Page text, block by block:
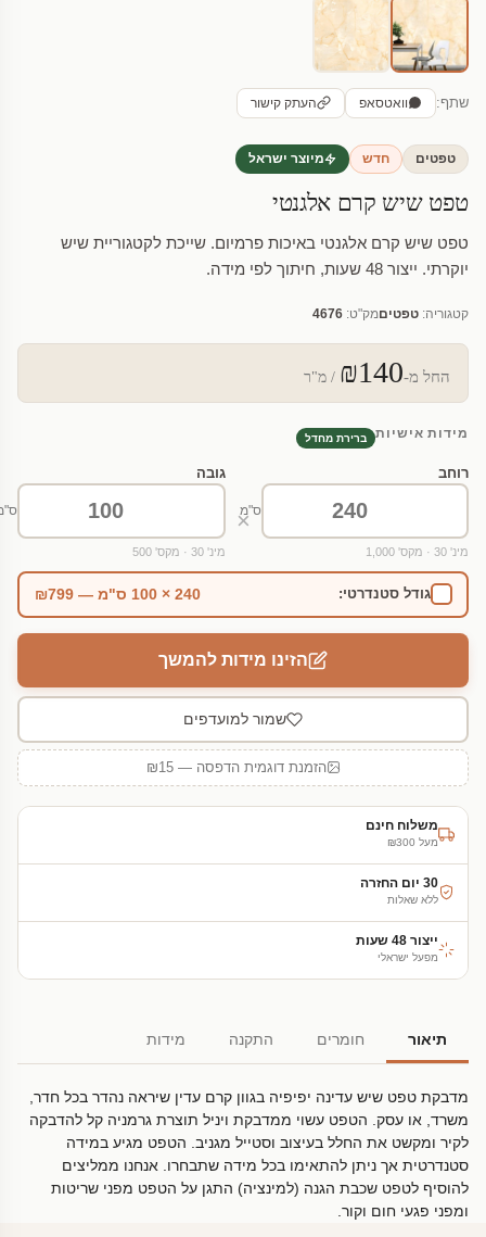
שתף: וואטסאפ העתק קישור
טפטים חדש מיוצר ישראל
טפט שיש קרם אלגנטי
טפט שיש קרם אלגנטי באיכות פרמיום. שייכת לקטגוריית שיש
יוקרתי. ייצור 48 שעות, חיתוך לפי מידה.
קטגוריה: טפטיםמק"ט: 4676
החל מ-₪140 / מ"ר
מידות אישיות ברירת מחדל
רוחב
ס"מ
מינ' 30 · מקס' 1,000
×
גובה
מינ' 30 · מקס' 500
גודל סטנדרטי: 240 × 100 ס"מ — ₪799
הזינו מידות להמשך
שמור למועדפים
הזמנת דוגמית הדפסה — ₪15
משלוח חינם
מעל ₪300
30 יום החזרה
ללא שאלות
ייצור 48 שעות
מפעל ישראלי
תיאור חומרים התקנה מידות
מדבקת טפט שיש עדינה יפיפיה בגוון קרם עדין שיראה נהדר בכל חדר,
משרד, או עסק. הטפט עשוי ממדבקת ויניל תוצרת גרמניה קל להדבקה
לקיר ומקשט את החלל בעיצוב וסטייל מגניב. הטפט מגיע במידה
סטנדרטית אך ניתן להתאימו בכל מידה שתבחרו. אנחנו ממליצים
להוסיף לטפט שכבת הגנה (למינציה) התגן על הטפט מפני שריטות
ומפני פגעי חום וקור.